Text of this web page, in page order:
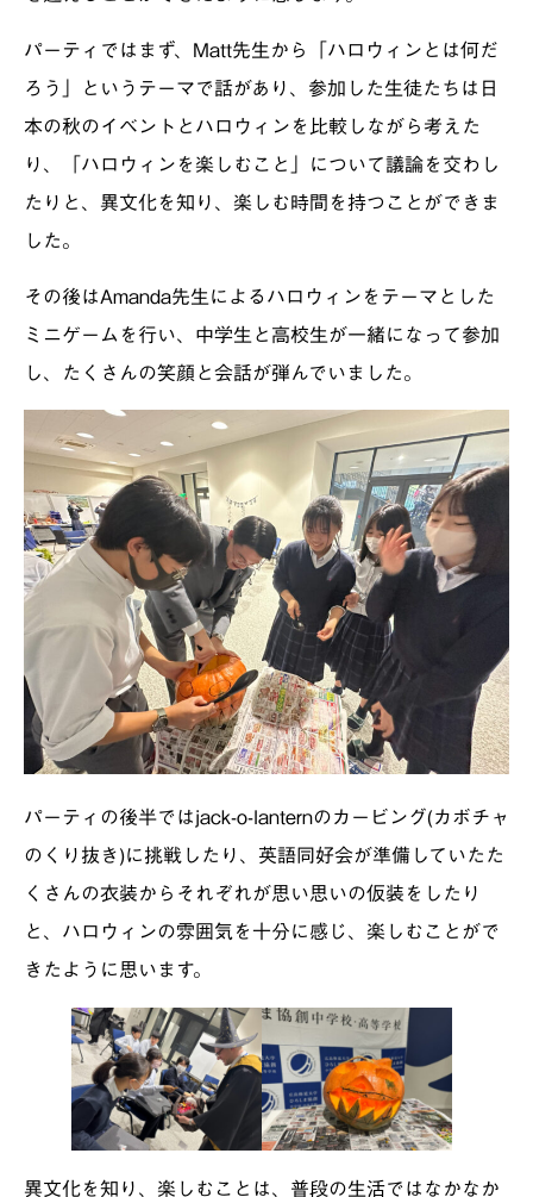
パーティではまず、Matt先生から「ハロウィンとは何だ
ろう」というテーマで話があり、参加した生徒たちは日
本の秋のイベントとハロウィンを比較しながら考えた
り、「ハロウィンを楽しむこと」について議論を交わし
たりと、異文化を知り、楽しむ時間を持つことができま
した。
その後はAmanda先生によるハロウィンをテーマとした
ミニゲームを行い、中学生と高校生が一緒になって参加
し、たくさんの笑顔と会話が弾んでいました。
パーティの後半ではjack-o-lanternのカービング(カボチャ
のくり抜き)に挑戦したり、英語同好会が準備していたた
くさんの衣装からそれぞれが思い思いの仮装をしたり
と、ハロウィンの雰囲気を十分に感じ、楽しむことがで
きたように思います。
異文化を知り、楽しむことは、普段の生活ではなかなか